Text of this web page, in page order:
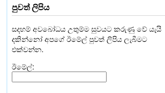
පුවත් ලිපිය
සදහම් අවබෝධය උතුම්ම සුවයට කරුණු වේ යැයි
දකින්නෝ අපගේ ඊමේල් පුවත් ලිපිය ලැබීමට
එක්වන්න.
ඊමේල්: